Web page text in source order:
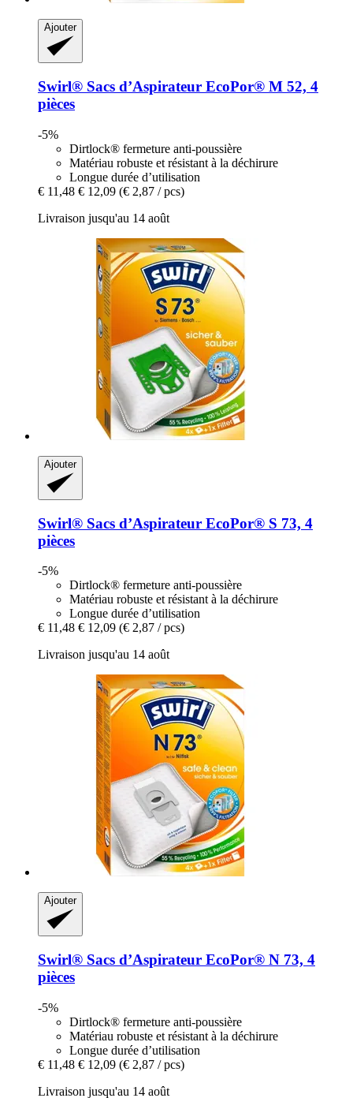
Ajouter
Swirl® Sacs d’Aspirateur EcoPor® M 52, 4
pièces
-5%
Dirtlock® fermeture anti-poussière
Matériau robuste et résistant à la déchirure
Longue durée d’utilisation
€ 11,48 € 12,09 (€ 2,87 / pcs)
Livraison jusqu'au 14 août
Ajouter
Swirl® Sacs d’Aspirateur EcoPor® S 73, 4
pièces
-5%
Dirtlock® fermeture anti-poussière
Matériau robuste et résistant à la déchirure
Longue durée d’utilisation
€ 11,48 € 12,09 (€ 2,87 / pcs)
Livraison jusqu'au 14 août
Ajouter
Swirl® Sacs d’Aspirateur EcoPor® N 73, 4
pièces
-5%
Dirtlock® fermeture anti-poussière
Matériau robuste et résistant à la déchirure
Longue durée d’utilisation
€ 11,48 € 12,09 (€ 2,87 / pcs)
Livraison jusqu'au 14 août